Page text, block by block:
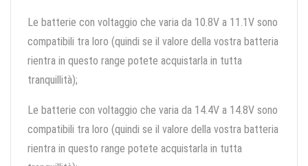
Le batterie con voltaggio che varia da 10.8V a 11.1V sono
compatibili tra loro (quindi se il valore della vostra batteria
rientra in questo range potete acquistarla in tutta
tranquillità);
Le batterie con voltaggio che varia da 14.4V a 14.8V sono
compatibili tra loro (quindi se il valore della vostra batteria
rientra in questo range potete acquistarla in tutta